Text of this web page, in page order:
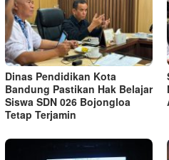
Dinas Pendidikan Kota
Bandung Pastikan Hak Belajar
Siswa SDN 026 Bojongloa
Tetap Terjamin